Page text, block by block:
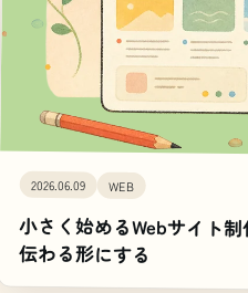
2026.06.09 WEB
小さく始めるWebサイト
伝わる形にする